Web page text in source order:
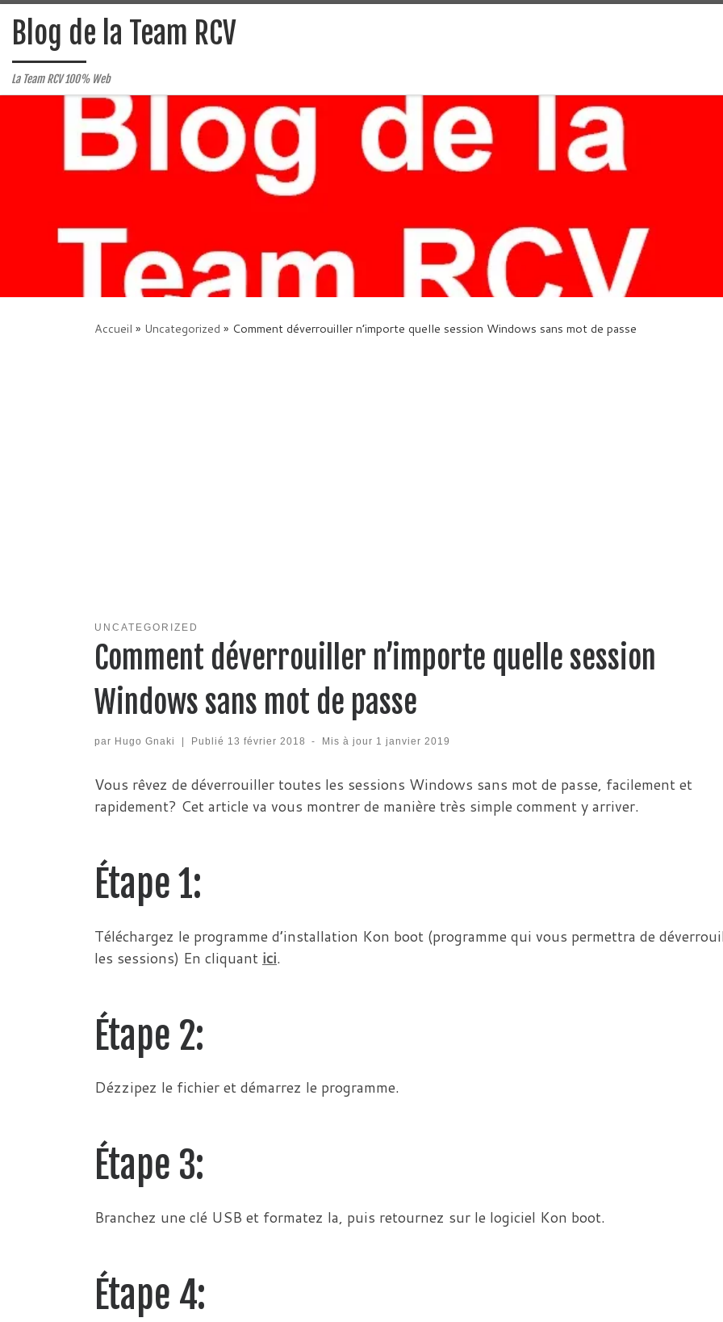
Passer au contenu
Blog de la Team RCV
La Team RCV 100% Web
Accueil » Uncategorized » Comment déverrouiller n’importe quelle session Windows sans mot de passe
UNCATEGORIZED
Comment déverrouiller n’importe quelle session
Windows sans mot de passe
par Hugo Gnaki Publié 13 février 2018 - Mis à jour 1 janvier 2019
Vous rêvez de déverrouiller toutes les sessions Windows sans mot de passe, facilement et
rapidement? Cet article va vous montrer de manière très simple comment y arriver.
Étape 1:
Téléchargez le programme d’installation Kon boot (programme qui vous permettra de
les sessions) En cliquant ici.
Étape 2:
Dézzipez le fichier et démarrez le programme.
Étape 3:
Branchez une clé USB et formatez la, puis retournez sur le logiciel Kon boot.
Étape 4: